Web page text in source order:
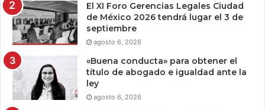
El XI Foro Gerencias Legales Ciudad
de México 2026 tendrá lugar el 3 de
septiembre
agosto 6, 2026
«Buena conducta» para obtener el
título de abogado e igualdad ante la
ley
agosto 6, 2026